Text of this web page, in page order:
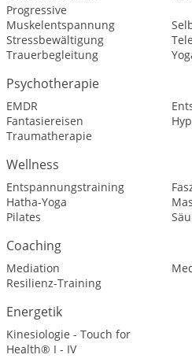
Progressive
Muskelentspannung
Stressbewältigung
Trauerbegleitung
Psychotherapie
EMDR
Fantasiereisen
Traumatherapie
Wellness
Entspannungstraining
Hatha-Yoga
Pilates
Coaching
Mediation
Resilienz-Training
Energetik
Kinesiologie - Touch for
Health® I - IV